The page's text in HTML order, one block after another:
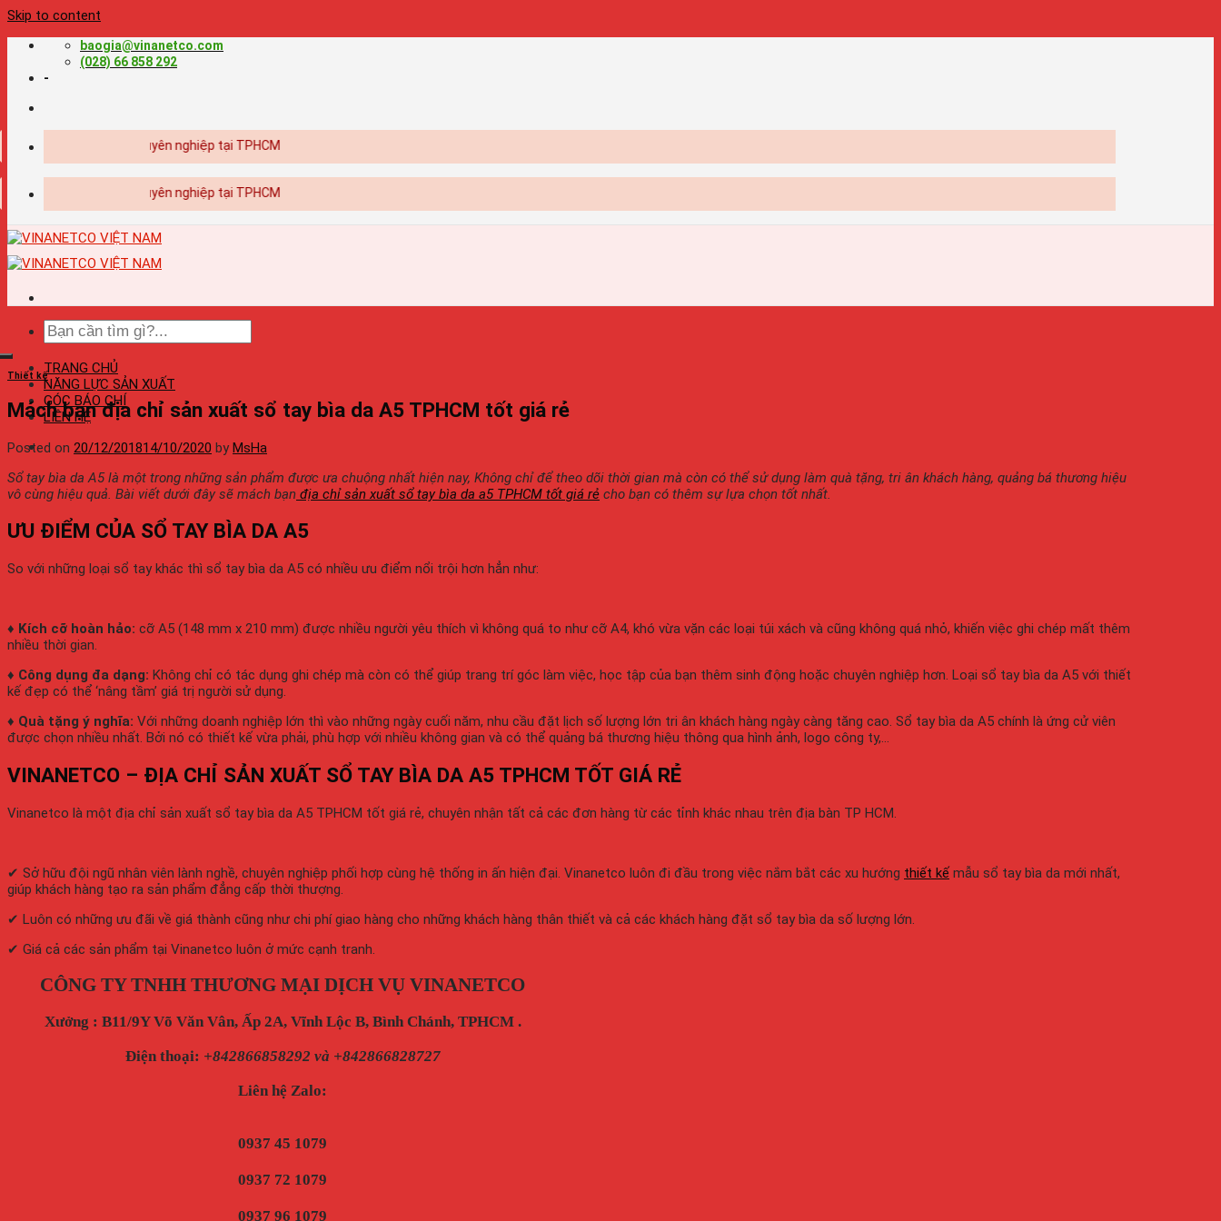
Skip to content
baogia@vinanetco.com
(028) 66 858 292
-
kế - in ấn chuyên nghiệp tại TPHCM
kế - in ấn chuyên nghiệp tại TPHCM
TRANG CHỦ
NĂNG LỰC SẢN XUẤT
GÓC BÁO CHÍ
LIÊN HỆ
Thiết kế
Mách bạn địa chỉ sản xuất sổ tay bìa da A5 TPHCM tốt giá rẻ
Posted on 20/12/201814/10/2020 byMsHa
Sổ tay bìa da A5 là một trong những sản phẩm được ưa chuộng nhất hiện nay, Không chỉ để theo dõi thời gian mà còn có thể sử dụng làm quà tặng, tri ân khách hàng, quảng bá thương hiệu
vô cùng hiệu quả. Bài viết dưới đây sẽ mách bạn địa chỉ sản xuất sổ tay bìa da a5 TPHCM tốt giá rẻ cho bạn có thêm sự lựa chọn tốt nhất.
ƯU ĐIỂM CỦA SỔ TAY BÌA DA A5
So với những loại sổ tay khác thì sổ tay bìa da A5 có nhiều ưu điểm nổi trội hơn hẳn như:
♦ Kích cỡ hoàn hảo: cỡ A5 (148 mm x 210 mm) được nhiều người yêu thích vì không quá to như cỡ A4, khó vừa vặn các loại túi xách và cũng không quá nhỏ, khiến việc ghi chép mất thêm
nhiều thời gian.
♦ Công dụng đa dạng: Không chỉ có tác dụng ghi chép mà còn có thể giúp trang trí góc làm việc, học tập của bạn thêm sinh động hoặc chuyên nghiệp hơn. Loại sổ tay bìa da A5 với thiết
kế đẹp có thể ‘nâng tầm’ giá trị người sử dụng.
♦ Quà tặng ý nghĩa: Với những doanh nghiệp lớn thì vào những ngày cuối năm, nhu cầu đặt lịch số lượng lớn tri ân khách hàng ngày càng tăng cao. Sổ tay bìa da A5 chính là ứng cử viên
được chọn nhiều nhất. Bởi nó có thiết kế vừa phải, phù hợp với nhiều không gian và có thể quảng bá thương hiệu thông qua hình ảnh, logo công ty,…
VINANETCO – ĐỊA CHỈ SẢN XUẤT SỔ TAY BÌA DA A5 TPHCM TỐT GIÁ RẺ
Vinanetco là một địa chỉ sản xuất sổ tay bìa da A5 TPHCM tốt giá rẻ, chuyên nhận tất cả các đơn hàng từ các tỉnh khác nhau trên địa bàn TP HCM.
✔ Sở hữu đội ngũ nhân viên lành nghề, chuyên nghiệp phối hợp cùng hệ thống in ấn hiện đại. Vinanetco luôn đi đầu trong việc nắm bắt các xu hướng thiết kế mẫu sổ tay bìa da mới nhất,
giúp khách hàng tạo ra sản phẩm đẳng cấp thời thượng.
✔ Luôn có những ưu đãi về giá thành cũng như chi phí giao hàng cho những khách hàng thân thiết và cả các khách hàng đặt sổ tay bìa da số lượng lớn.
✔ Giá cả các sản phẩm tại Vinanetco luôn ở mức cạnh tranh.
CÔNG TY TNHH THƯƠNG MẠI DỊCH VỤ VINANETCO
Xưởng : B11/9Y Võ Văn Vân, Ấp 2A, Vĩnh Lộc B, Bình Chánh, TPHCM .
Điện thoại: +842866858292 và +842866828727
Liên hệ Zalo:
0937 45 1079
0937 72 1079
0937 96 1079